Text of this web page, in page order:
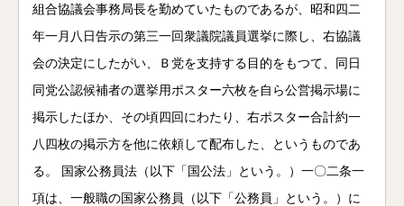
組合協議会事務局長を勤めていたものであるが、昭和四二
年一月八日告示の第三一回衆議院議員選挙に際し、右協議
会の決定にしたがい、Ｂ党を支持する目的をもつて、同日
同党公認候補者の選挙用ポスター六枚を自ら公営掲示場に
掲示したほか、その頃四回にわたり、右ポスター合計約一
八四枚の掲示方を他に依頼して配布した、というものであ
る。 国家公務員法（以下「国公法」という。）一〇二条一
項は、一般職の国家公務員（以下「公務員」という。）に